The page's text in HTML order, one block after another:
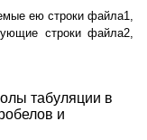
ею строки файла1,
строки файла2,
табуляции в
и